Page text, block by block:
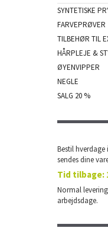
SYNTETISKE
FARVEPRØVER
TILBEHØR TIL
HÅRPLEJE &
ØYENVIPPER
NEGLE
SALG 20 %
Bestil hverdage
sendes dine
Tid tilbage:
Normal
arbejdsdage.